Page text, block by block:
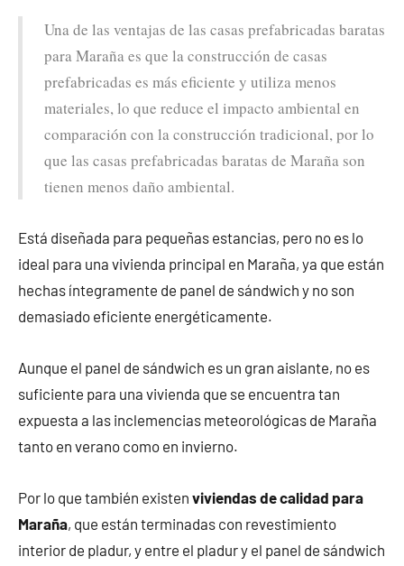
Una de las ventajas de las casas prefabricadas baratas
para Maraña es que la construcción de casas
prefabricadas es más eficiente y utiliza menos
materiales, lo que reduce el impacto ambiental en
comparación con la construcción tradicional, por lo
que las casas prefabricadas baratas de Maraña son
tienen menos daño ambiental.
Está diseñada para pequeñas estancias, pero no es lo
ideal para una vivienda principal en Maraña, ya que están
hechas íntegramente de panel de sándwich y no son
demasiado eficiente energéticamente.
Aunque el panel de sándwich es un gran aislante, no es
suficiente para una vivienda que se encuentra tan
expuesta a las inclemencias meteorológicas de Maraña
tanto en verano como en invierno.
Por lo que también existen viviendas de calidad para
Maraña, que están terminadas con revestimiento
interior de pladur, y entre el pladur y el panel de sándwich